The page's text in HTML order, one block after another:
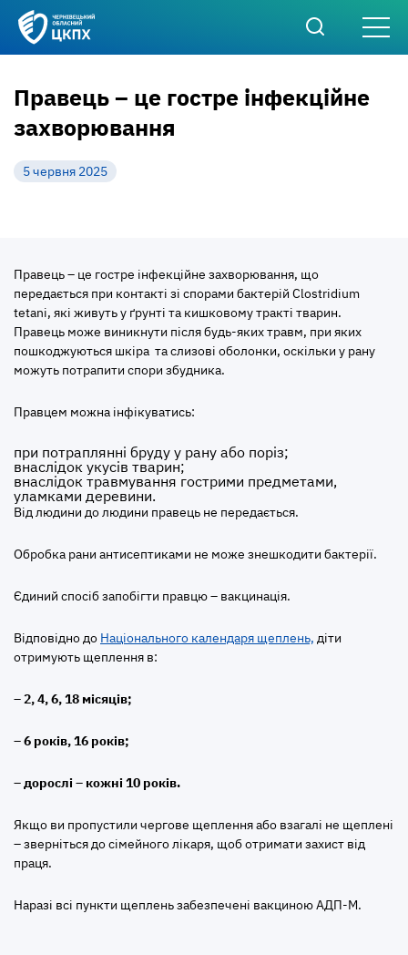
Правець – це гостре інфекційне
захворювання
5 червня 2025
Правець – це гостре інфекційне захворювання, що
передається при контакті зі спорами бактерій Clostridium
tetani, які живуть у ґрунті та кишковому тракті тварин.
Правець може виникнути після будь-яких травм, при яких
пошкоджуються шкіра та слизові оболонки, оскільки у рану
можуть потрапити спори збудника.
Правцем можна інфікуватись:
при потраплянні бруду у рану або поріз;
внаслідок укусів тварин;
внаслідок травмування гострими предметами,
уламками деревини.
Від людини до людини правець не передається.
Обробка рани антисептиками не може знешкодити бактерії.
Єдиний спосіб запобігти правцю – вакцинація.
Відповідно до Національного календаря щеплень, діти
отримують щеплення в:
–2, 4, 6, 18 місяців;
–6 років,16 років;
–дорослі – кожні 10 років.
Якщо ви пропустили чергове щеплення або взагалі не щеплені
– зверніться до сімейного лікаря, щоб отримати захист від
праця.
Наразі всі пункти щеплень забезпечені вакциною АДП-М.